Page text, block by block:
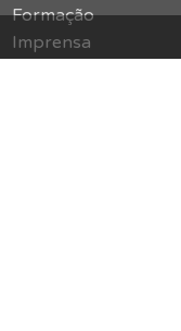
Formação
Imprensa